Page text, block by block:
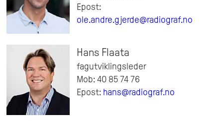
Epost:
ole.andre.gjerde@radiograf.no
Hans Flaata
fagutviklingsleder
Mob: 40 85 74 76
Epost: hans@radiograf.no